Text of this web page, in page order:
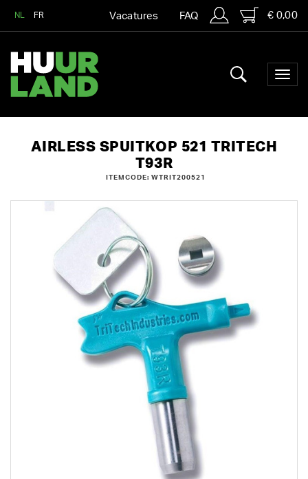
NL FR Vacatures FAQ € 0,00
AIRLESS SPUITKOP 521 TRITECH
T93R
ITEMCODE: WTRIT200521